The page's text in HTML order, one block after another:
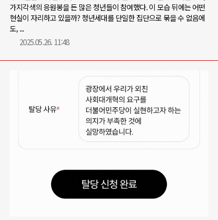
가지각색의 응원봉을 든 많은 청년들이 참여했다. 이 모습 뒤에는 어떤
현실이 자리하고 있을까? 청년세대를 단일한 집단으로 묶을 수 없음에
도, ...
2025.05.26. 11:48